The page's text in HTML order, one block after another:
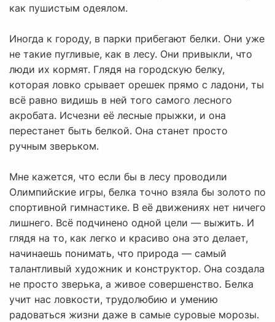
как пушистым одеялом.
Иногда к городу, в парки прибегают белки. Они уже
не такие пугливые, как в лесу. Они привыкли, что
люди их кормят. Глядя на городскую белку,
которая ловко срывает орешек прямо с ладони, ты
всё равно видишь в ней того самого лесного
акробата. Исчезни её лесные прыжки, и она
перестанет быть белкой. Она станет просто
ручным зверьком.
Мне кажется, что если бы в лесу проводили
Олимпийские игры, белка точно взяла бы золото по
спортивной гимнастике. В её движениях нет ничего
лишнего. Всё подчинено одной цели — выжить. И
глядя на то, как легко и красиво она это делает,
начинаешь понимать, что природа — самый
талантливый художник и конструктор. Она создала
не просто зверька, а живое совершенство. Белка
учит нас ловкости, трудолюбию и умению
радоваться жизни даже в самые суровые морозы.